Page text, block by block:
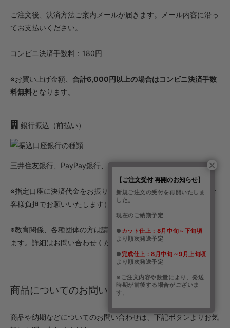
ご注文後、決済方法ご案内メールが届きます。メール内容に沿っ
てお支払いください。
コンビニ決済手数料：180円
※お買い上げ金額、 合計6,000円以上の場合はコンビニ決済手数
料無料となります。
銀行振込（前払い）
三井住友銀行、PayPay銀行、ゆうちょ銀行
※指定口座に決済代金をお振り込みください。（振込手数料はお
客様負担でお願いいたします）
※教育関係、各種団体の方は請求書後払いご対応させていただき
ます。詳細はお問い合わせください。
商品についてのお問い合わせ
商品や納期などについてのお問い合わせは、下記ボタンよりお気
【ご注文受付 再開のお知らせ】
新規ご注文の受付を再開いたしま
した。
現在のご納期予定
● カット仕上：8月中旬～下旬頃
より順次発送予定
●完成仕上：8月中旬～9月上旬頃
より順次発送予定
※ご注文内容や数量により、発送
時期が前後する場合がございま
す。